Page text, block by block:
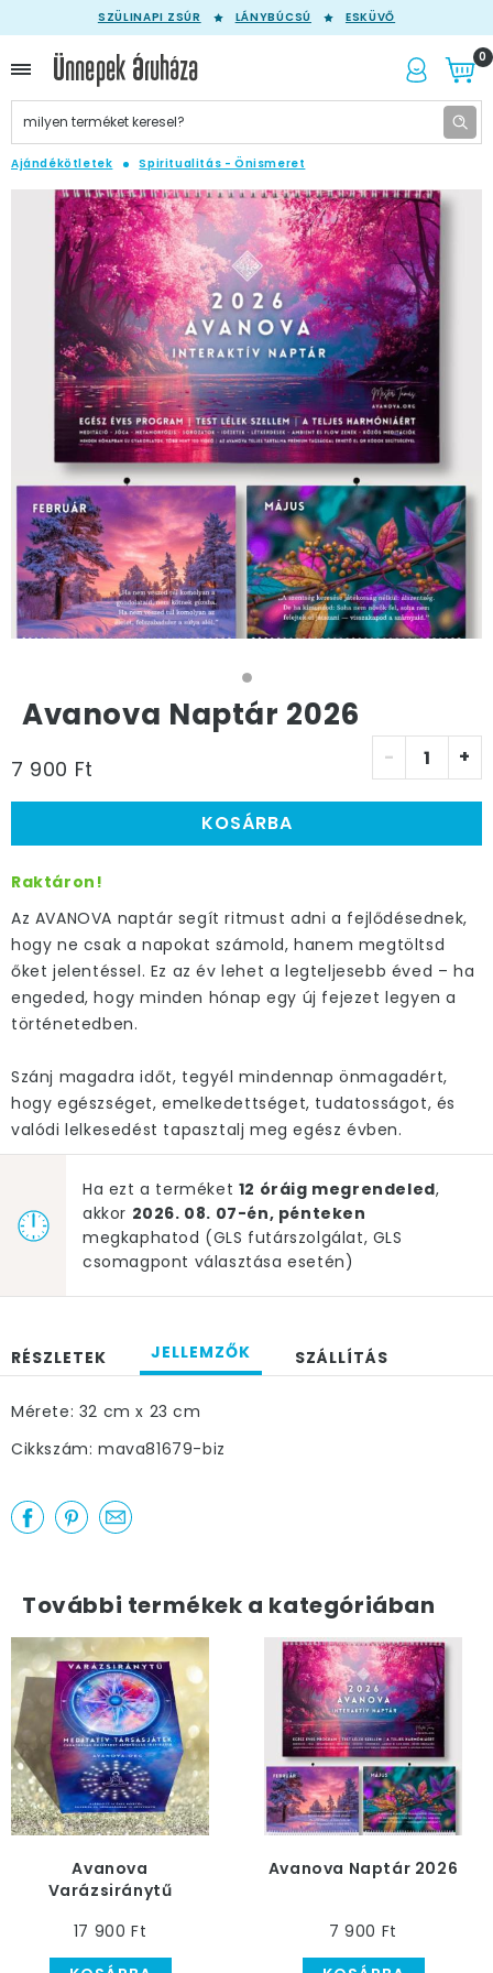
SZÜLINAPI ZSÚR LÁNYBÚCSÚ ESKÜVŐ
0
Ajándékötletek Spiritualitás - Önismeret
Avanova Naptár 2026
7 900 Ft - +
KOSÁRBA
Raktáron!
Az AVANOVA naptár segít ritmust adni a fejlődésednek,
hogy ne csak a napokat számold, hanem megtöltsd
őket jelentéssel. Ez az év lehet a legteljesebb éved – ha
engeded, hogy minden hónap egy új fejezet legyen a
történetedben.
Szánj magadra időt, tegyél mindennap önmagadért,
hogy egészséget, emelkedettséget, tudatosságot, és
valódi lelkesedést tapasztalj meg egész évben.
Ha ezt a terméket 12 óráig megrendeled,
akkor 2026. 08. 07-én, pénteken
megkaphatod (GLS futárszolgálat, GLS
csomagpont választása esetén)
RÉSZLETEK JELLEMZŐK SZÁLLÍTÁS
Mérete: 32 cm x 23 cm
Cikkszám: mava81679-biz
További termékek a kategóriában
Avanova
Varázsiránytű
17 900 Ft
Avanova Naptár 2026
7 900 Ft